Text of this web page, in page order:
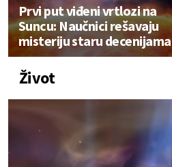
Prvi put viđeni vrtlozi na
Suncu: Naučnici rešavaju
misteriju staru decenijama
Život